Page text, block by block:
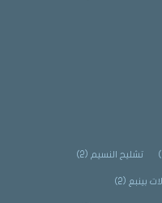
تشليح النسيم(2)
بينبع (2)